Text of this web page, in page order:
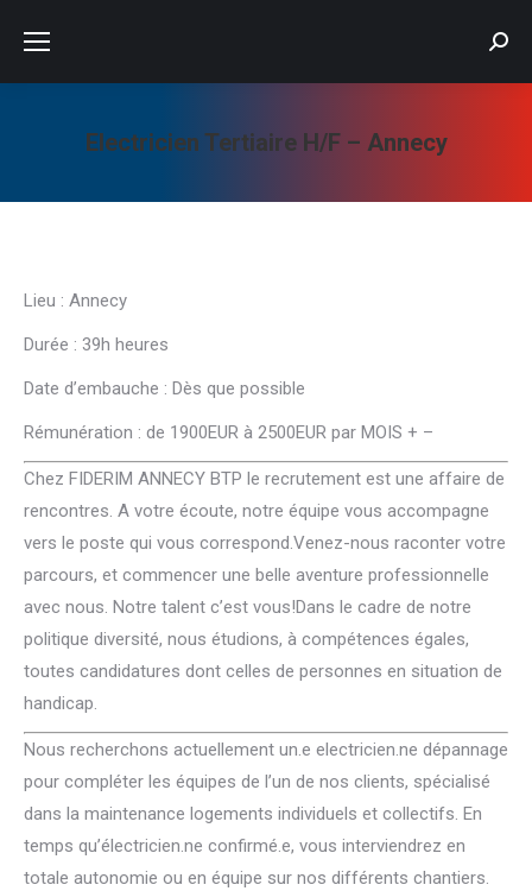
Electricien Tertiaire H/F – Annecy
Lieu : Annecy
Durée : 39h heures
Date d’embauche : Dès que possible
Rémunération : de 1900EUR à 2500EUR par MOIS + –
Chez FIDERIM ANNECY BTP le recrutement est une affaire de
rencontres. A votre écoute, notre équipe vous accompagne
vers le poste qui vous correspond.Venez-nous raconter votre
parcours, et commencer une belle aventure professionnelle
avec nous. Notre talent c’est vous!Dans le cadre de notre
politique diversité, nous étudions, à compétences égales,
toutes candidatures dont celles de personnes en situation de
handicap.
Nous recherchons actuellement un.e electricien.ne dépannage
pour compléter les équipes de l’un de nos clients, spécialisé
dans la maintenance logements individuels et collectifs. En
temps qu’électricien.ne confirmé.e, vous interviendrez en
totale autonomie ou en équipe sur nos différents chantiers.